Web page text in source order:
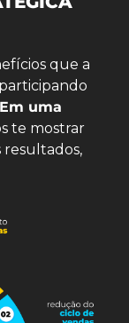
que a
Em uma
te mostrar
resultados,